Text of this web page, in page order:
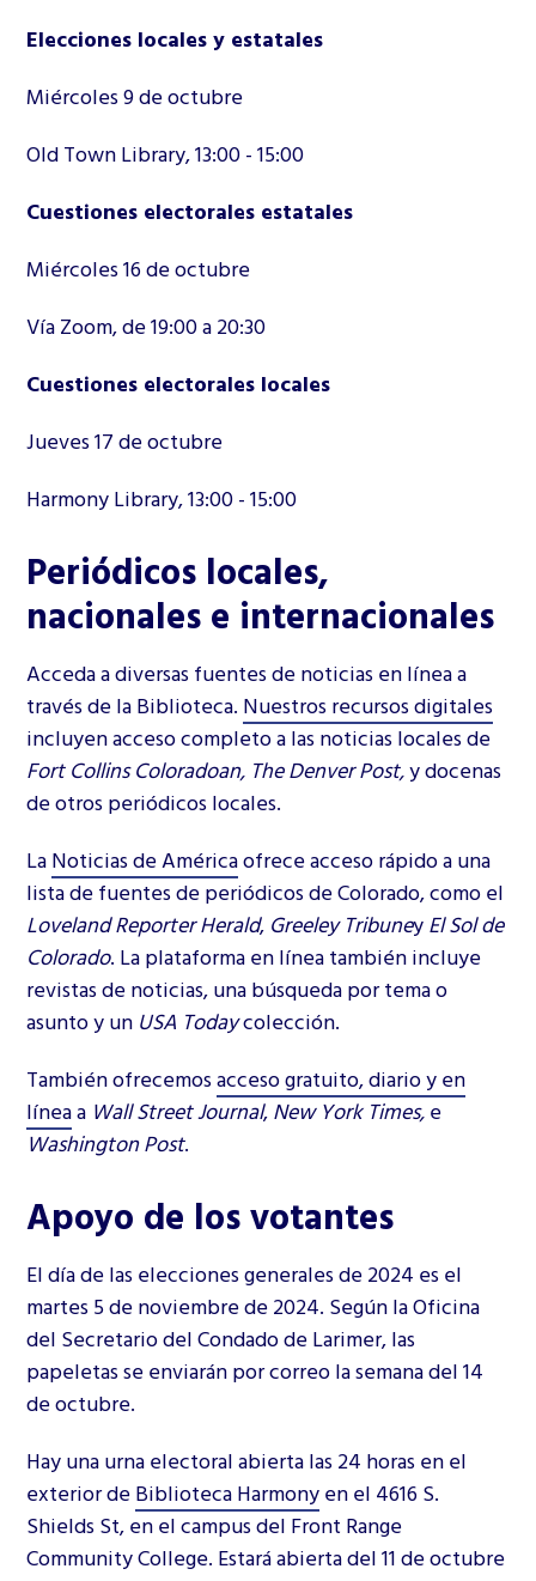
Elecciones locales y estatales
Miércoles 9 de octubre
Old Town Library, 13:00 - 15:00
Cuestiones electorales estatales
Miércoles 16 de octubre
Vía Zoom, de 19:00 a 20:30
Cuestiones electorales locales
Jueves 17 de octubre
Harmony Library, 13:00 - 15:00
Periódicos locales,
nacionales e internacionales
Acceda a diversas fuentes de noticias en línea a
través de la Biblioteca. Nuestros recursos digitales
incluyen acceso completo a las noticias locales de
Fort Collins Coloradoan, The Denver Post,y docenas
de otros periódicos locales.
LaNoticias de Américaofrece acceso rápido a una
lista de fuentes de periódicos de Colorado, como el
Loveland Reporter Herald, Greeley TribuneyEl Sol de
Colorado. La plataforma en línea también incluye
revistas de noticias, una búsqueda por tema o
asunto y un USA Todaycolección.
También ofrecemosacceso gratuito, diario y en
líneaa Wall Street Journal,New York Times,e
Washington Post.
Apoyo de los votantes
El día de las elecciones generales de 2024 es el
martes 5 de noviembre de 2024. Según la Oficina
del Secretario del Condado de Larimer, las
papeletas se enviarán por correo la semana del 14
de octubre.
Hay una urna electoral abierta las 24 horas en el
exterior deBiblioteca Harmonyen el 4616 S.
Shields St, en el campus del Front Range
Community College. Estará abierta del 11 de octubre